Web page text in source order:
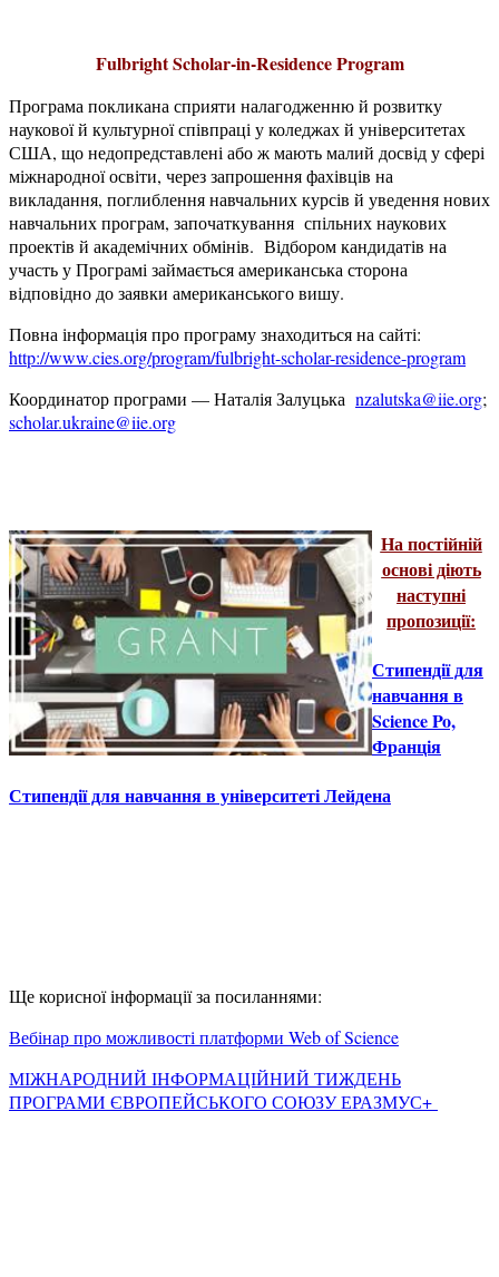
Fulbright Scholar-in-Residence Program
Програма покликана сприяти налагодженню й розвитку
наукової й культурної співпраці у коледжах й університетах
США, що недопредставлені або ж мають малий досвід у сфері
міжнародної освіти, через запрошення фахівців на
викладання, поглиблення навчальних курсів й уведення нових
навчальних програм, започаткування спільних наукових
проектів й академічних обмінів. Відбором кандидатів на
участь у Програмі займається американська сторона
відповідно до заявки американського вишу.
Повна інформація про програму знаходиться на сайті:
http://www.cies.org/program/fulbright-scholar-residence-program
Координатор програми — Наталія Залуцька nzalutska@iie.org;
scholar.ukraine@iie.org
На постійній
основі діють
наступні
пропозиції:
Стипендії для
навчання в
Science Po,
Франція
Стипендії для навчання в університеті Лейдена
Ще корисної інформації за посиланнями:
Вебінар про можливості платформи Web of Science
МІЖНАРОДНИЙ ІНФОРМАЦІЙНИЙ ТИЖДЕНЬ
ПРОГРАМИ ЄВРОПЕЙСЬКОГО СОЮЗУ ЕРАЗМУС+